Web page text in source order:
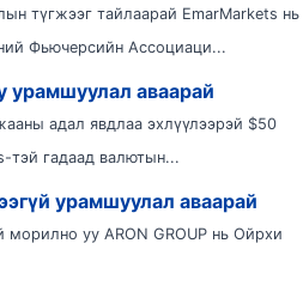
түгжээг тайлаарай EmarMarkets нь
Фьючерсийн Ассоциаци...
урамшуулал аваарай
адал явдлаа эхлүүлээрэй $50
тэй гадаад валютын...
урамшуулал аваарай
морилно уу ARON GROUP нь Ойрхи